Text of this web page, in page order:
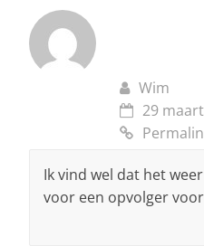
Wim
29
Ik vind wel dat het
voor een opvolger